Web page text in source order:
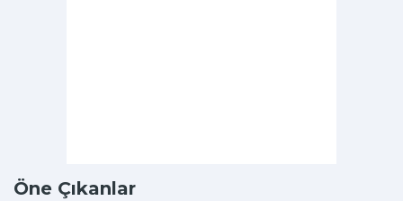
Öne Çıkanlar